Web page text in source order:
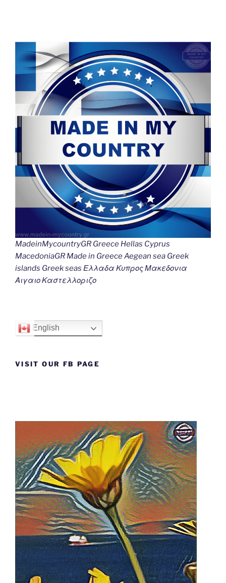
MadeinMycountryGR Greece Hellas Cyprus
MacedoniaGR Made in Greece Aegean sea Greek
islands Greek seas Ελλαδα Κυπρος Μακεδονια
Αιγαιο Καστελλοριζο
English
VISIT OUR FB PAGE